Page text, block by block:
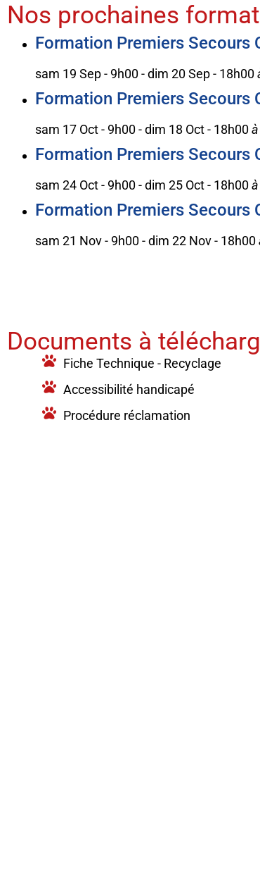
Nos prochaines
Formation Premiers Secours
sam 19 Sep - 9h00-dim 20 Sep - 18h00
Formation Premiers Secours
sam 17 Oct - 9h00-dim 18 Oct - 18h00à
Formation Premiers Secours
sam 24 Oct - 9h00-dim 25 Oct - 18h00à
Formation Premiers Secours
sam 21 Nov - 9h00-dim 22 Nov - 18h00
Documents à
Fiche Technique - Recyclage
Accessibilité handicapé
Procédure réclamation